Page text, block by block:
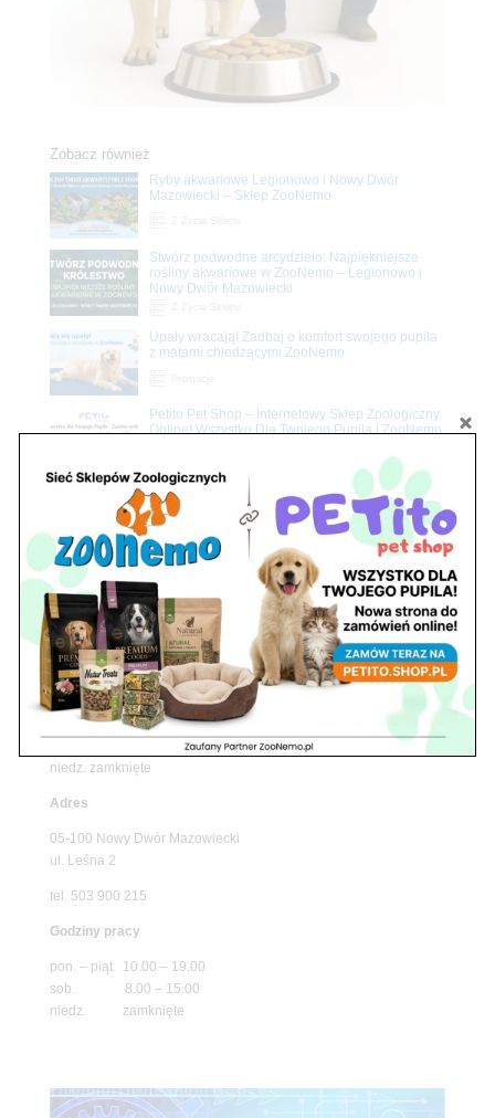
Zobacz również
Ryby akwariowe Legionowo i Nowy Dwór
Mazowiecki – Sklep ZooNemo
Stwórz podwodne arcydzieło: Najpiękniejsze
rośliny akwariowe w ZooNemo – Legionowo i
Nowy Dwór Mazowiecki
Upały wracają! Zadbaj o komfort swojego pupila
z matami chłodzącymi ZooNemo
Petito Pet Shop – Internetowy Sklep Zoologiczny
Online! Wszystko Dla Twojego Pupila | ZooNemo
Znajdź nas
Adres
05-120 Legionowo
ul. Piłsudskiego 31,
pawilon 134
tel./fax. 22 784 71 96
Godziny pracy
pon. – piąt. 10.00 – 19.00
niedz. zamknięte
Adres
05-100 Nowy Dwór Mazowiecki
ul. Leśna 2
tel. 503 900 215
Godziny pracy
pon. – piąt. 10.00 – 19.00
sob. 8.00 – 15.00
niedz. zamknięte